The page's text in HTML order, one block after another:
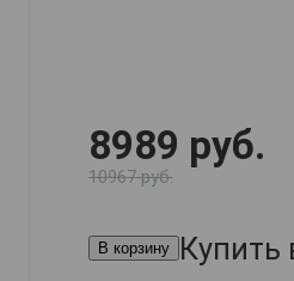
8989 руб.
10967 руб.
В корзину Купить